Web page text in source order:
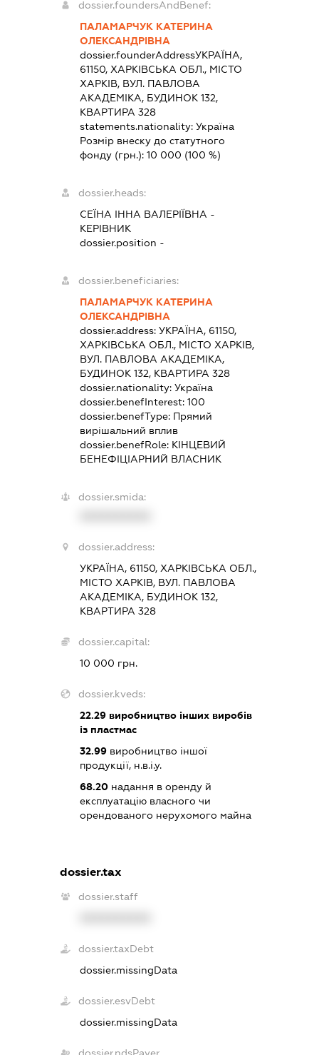
dossier.foundersAndBenef:
ПАЛАМАРЧУК КАТЕРИНА
ОЛЕКСАНДРІВНА
dossier.founderAddressУКРАЇНА,
61150, ХАРКІВСЬКА ОБЛ., МІСТО
ХАРКІВ, ВУЛ. ПАВЛОВА
АКАДЕМІКА, БУДИНОК 132,
КВАРТИРА 328
statements.nationality: Україна
Розмір внеску до статутного
фонду (грн.): 10 000 (100 %)
dossier.heads:
СЕЇНА ІННА ВАЛЕРІЇВНА -
КЕРІВНИК
dossier.position -
dossier.beneficiaries:
ПАЛАМАРЧУК КАТЕРИНА
ОЛЕКСАНДРІВНА
dossier.address: УКРАЇНА, 61150,
ХАРКІВСЬКА ОБЛ., МІСТО ХАРКІВ,
ВУЛ. ПАВЛОВА АКАДЕМІКА,
БУДИНОК 132, КВАРТИРА 328
dossier.nationality: Україна
dossier.benefInterest: 100
dossier.benefType: Прямий
вирішальний вплив
dossier.benefRole: КІНЦЕВИЙ
БЕНЕФІЦІАРНИЙ ВЛАСНИК
dossier.smida:
dossier.address:
УКРАЇНА, 61150, ХАРКІВСЬКА ОБЛ.,
МІСТО ХАРКІВ, ВУЛ. ПАВЛОВА
АКАДЕМІКА, БУДИНОК 132,
КВАРТИРА 328
dossier.capital:
10 000 грн.
dossier.kveds:
22.29виробництво інших виробів
із пластмас
32.99виробництво іншої
продукції, н.в.і.у.
68.20надання в оренду й
експлуатацію власного чи
орендованого нерухомого майна
dossier.tax
dossier.staff
dossier.taxDebt
dossier.missingData
dossier.esvDebt
dossier.missingData
dossier.ndsPayer